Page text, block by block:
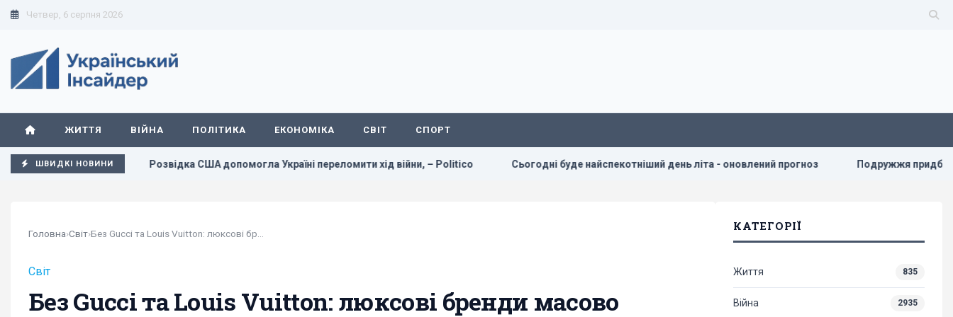
Четвер, 6 серпня 2026
ЖИТТЯ ВІЙНА ПОЛІТИКА ЕКОНОМІКА СВІТ СПОРТ
ШВИДКІ НОВИНИ
за добу Розвідка США допомогла Україні переломити хід війни, – Politico Сьогодні буде найспекотніший день літа - оновлений прогноз Подружжя придбало недорогий
Головна›Світ›
Світ
Без Gucci та Louis Vuitton: люксові бренди масово
КАТЕГОРІЇ
Життя 835
Війна 2935